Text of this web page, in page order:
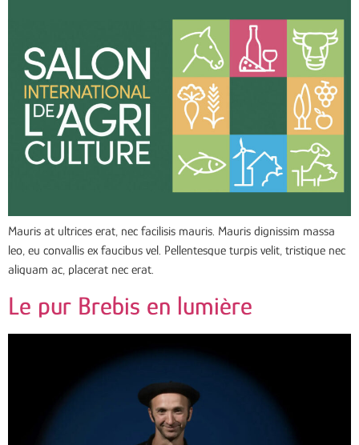
Mauris at ultrices erat, nec facilisis mauris. Mauris dignissim massa
leo, eu convallis ex faucibus vel. Pellentesque turpis velit, tristique nec
aliquam ac, placerat nec erat.
Le pur Brebis en lumière